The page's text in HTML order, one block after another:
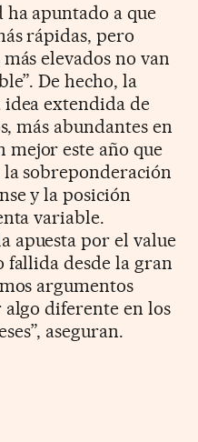
ha apuntado a que
rápidas, pero
elevados no van
De hecho, la
idea extendida de
más abundantes en
mejor este año que
sobreponderación
y la posición
variable.
apuesta por el value
desde la gran
argumentos
algo diferente en los
aseguran.